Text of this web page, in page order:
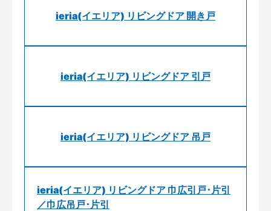
ieria(イエリア) リビングドア 開き戸
ieria(イエリア) リビングドア 引戸
ieria(イエリア) リビングドア 吊戸
ieria(イエリア) リビングドア 巾広引戸･片引
／巾広吊戸･片引